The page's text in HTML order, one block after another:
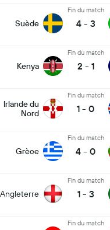
Suède
Fin du match
4 - 3
Kenya
Fin du match
2 - 1
Irlande du
Nord
Fin du match
1 - 0
Grèce
Fin du match
4 - 0
Angleterre
Fin du match
1 - 3
Fin du match